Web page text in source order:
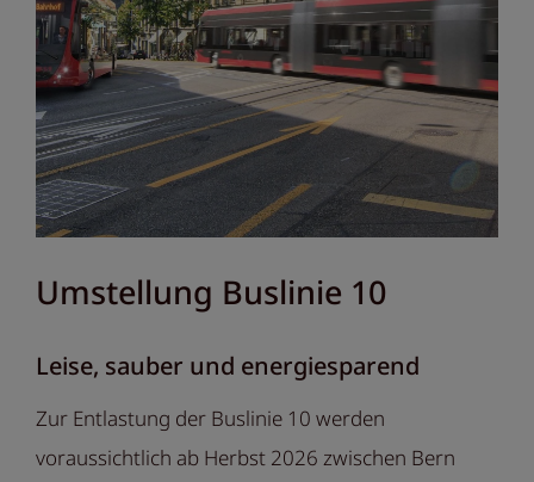
Umstellung Buslinie 10
Leise, sauber und energiesparend
Zur Entlastung der Buslinie 10 werden
voraussichtlich ab Herbst 2026 zwischen Bern